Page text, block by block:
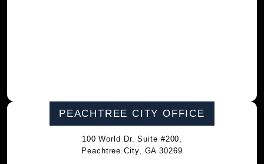
PEACHTREE CITY OFFICE
100 World Dr. Suite #200,
Peachtree City, GA 30269